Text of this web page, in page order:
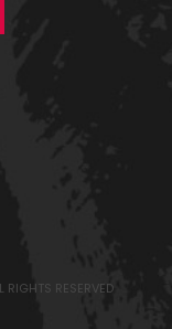
RESERVED